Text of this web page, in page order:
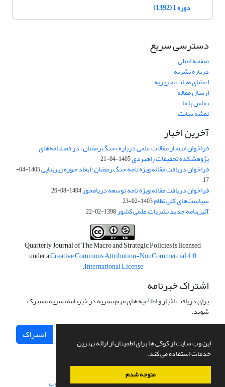
این وب سایت از کوکی ها برای اطمینان از ارائه بهترین
خدمات استفاده می کند.
متوجه شدم
دوره 1 (1392)
دسترسی سریع
صفحه اصلی
درباره نشریه
اعضای هیات تحریریه
ارسال مقاله
تماس با ما
نقشه سایت
آخرین اخبار
فراخوان انتشار مقالات علمی درباره «جنگ رمضان» در فصلنامه‌های
پژوهشکده تحقیقات راهبردی1405-04-21
فراخوان دریافت مقاله ویژه نامه جنگ رمضان؛ ابعاد حوزه زیربنایی
1405-04-
17
فراخوان دریافت مقاله ویژه نامه توسعه دریامحور1404-08-26
سیاست‌های کلی نظام1403-02-23
آئین‌نامه جدید نشریات علمی کشور1398-02-22
Quarterly Journal of The Macro and Strategic Policies is licensed
under aCreative Commons Attribution-NonCommercial 4.0
International License
.
اشتراک خبرنامه
برای دریافت اخبار و اطلاعیه های مهم نشریه در خبرنامه نشریه مشترک
شوید.
اشتراک
سامانه مدیریت نشریات علمی.طراحی و پیاده سازی از سیناوب